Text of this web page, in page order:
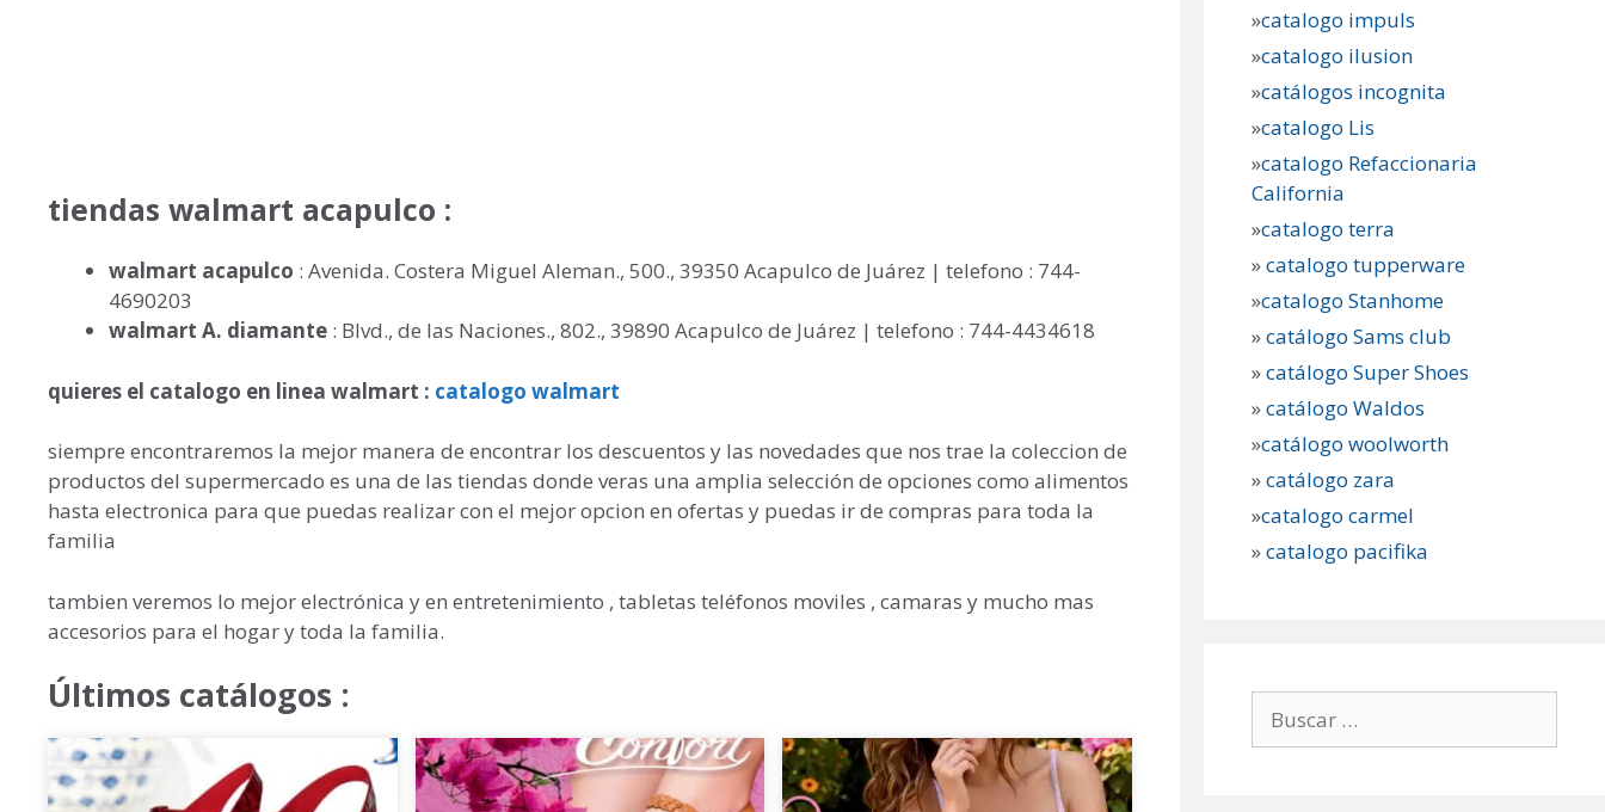
tiendas walmart acapulco :
walmart acapulco : Avenida. Costera Miguel Aleman., 500., 39350 Acapulco de Juárez | telefono : 744-
4690203
walmart A. diamante : Blvd., de las Naciones., 802., 39890 Acapulco de Juárez | telefono : 744-4434618
quieres el catalogo en linea walmart : catalogo walmart
siempre encontraremos la mejor manera de encontrar los descuentos y las novedades que nos trae la coleccion de
productos del supermercado es una de las tiendas donde veras una amplia selección de opciones como alimentos
hasta electronica para que puedas realizar con el mejor opcion en ofertas y puedas ir de compras para toda la
familia
tambien veremos lo mejor electrónica y en entretenimiento , tabletas teléfonos moviles , camaras y mucho mas
accesorios para el hogar y toda la familia.
Últimos catálogos :
»catalogo impuls
»catalogo ilusion
»catálogos incognita
»catalogo Lis
»catalogo Refaccionaria
California
»catalogo terra
»catalogo tupperware
»catalogo Stanhome
»catálogo Sams club
»catálogo Super Shoes
»catálogo Waldos
»catálogo woolworth
»catálogo zara
»catalogo carmel
»catalogo pacifika